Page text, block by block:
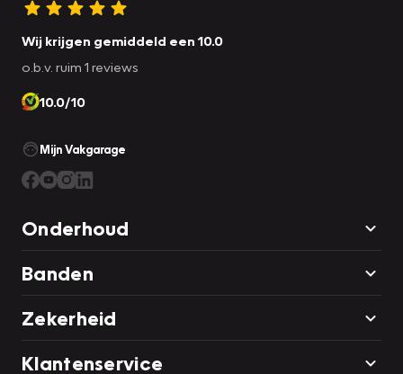
Wij krijgen gemiddeld een 10.0
o.b.v. ruim 1 reviews
10.0/10
Mijn Vakgarage
Onderhoud
Banden
Zekerheid
Klantenservice